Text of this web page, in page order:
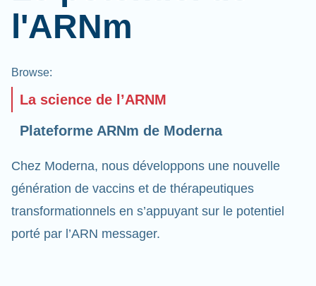
l'ARNm
Browse:
La science de l’ARNM
Plateforme ARNm de Moderna
Chez Moderna, nous développons une nouvelle
génération de vaccins et de thérapeutiques
transformationnels en s’appuyant sur le potentiel
porté par l’ARN messager.